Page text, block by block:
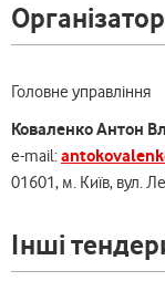
Організатор
Головне управління
Коваленко Антон
e-mail:
01601, м. Київ, вул.
Інші